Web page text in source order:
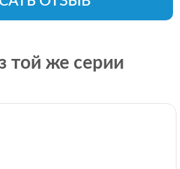
той же серии